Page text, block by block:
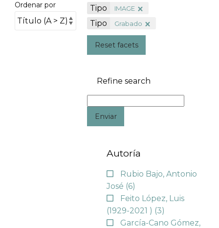
Ordenar por Tipo IMAGE
Tipo Grabado
Reset facets
Refine search
Enviar
Autoría
Rubio Bajo, Antonio
José (6)
Feito López, Luis
(1929-2021 ) (3)
García-Cano Gómez,